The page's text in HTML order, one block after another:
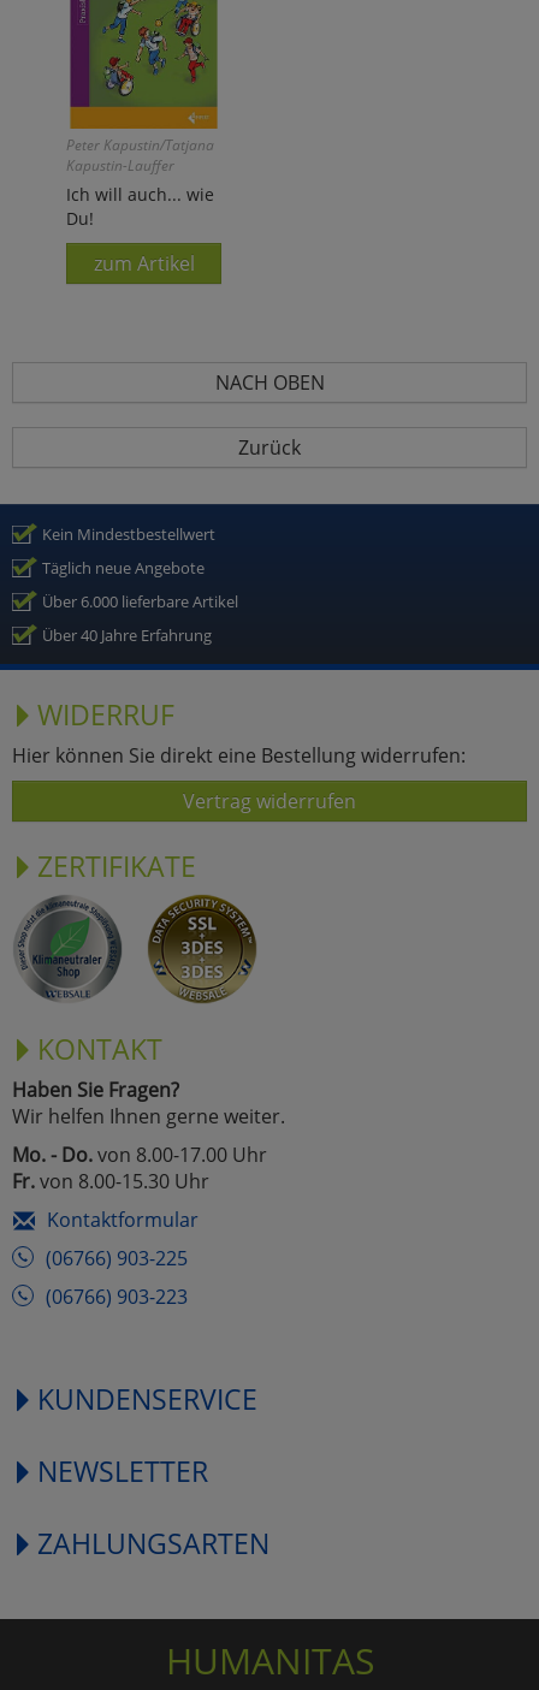
Peter Kapustin/Tatjana
Kapustin-Lauffer
Ich will auch... wie
Du!
zum Artikel
NACH OBEN
Zurück
Kein Mindestbestellwert
Täglich neue Angebote
Über 6.000 lieferbare Artikel
Über 40 Jahre Erfahrung
WIDERRUF
Hier können Sie direkt eine Bestellung widerrufen:
Vertrag widerrufen
ZERTIFIKATE
KONTAKT
Haben Sie Fragen?
Wir helfen Ihnen gerne weiter.
Mo. - Do.von 8.00-17.00 Uhr
Fr.von 8.00-15.30 Uhr
Kontaktformular
(06766) 903-225
(06766) 903-223
KUNDENSERVICE
NEWSLETTER
ZAHLUNGSARTEN
HUMANITAS